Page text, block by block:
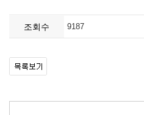
조회수 9187